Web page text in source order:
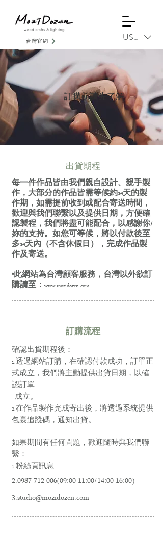
USD ($)
台灣官網
訂購前請先了解
​出貨期程
每一件作品皆由我們親自設計、親手製
作，大部分的作品皆需等候約14天的製
作期，如需提前收到或配合寄送時間，
歡迎與我們聯繫以及提供日期，方便確
認製程，我們將盡可能配合，以感謝你/
妳的支持。如您可等候，將以付款後至
多14天內（不含休假日），完成作品製
作及寄送。
*此網站為台灣顧客服務，台灣以外欲訂
購請至：www.mozidozen.com
訂購流程
確認出貨期程後：
1.透過網站訂購，在確認付款成功，訂單正
式成立，我們將主動提供出貨日期，以確
認訂單
成立。
2.在作品製作完成寄出後，將透過系統提供
包裹追蹤碼，通知出貨。
如果期間有任何問題，歡迎隨時與我們聯
繫：
1.粉絲頁訊息
2.0987-712-006(09:00-11:00/14:00-16:00)
3.studio@mozidozen.com